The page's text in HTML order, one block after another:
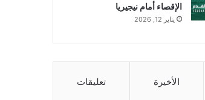
الإقصاء أمام نيجيريا
يناير 12, 2026
الأخيرة تعليقات